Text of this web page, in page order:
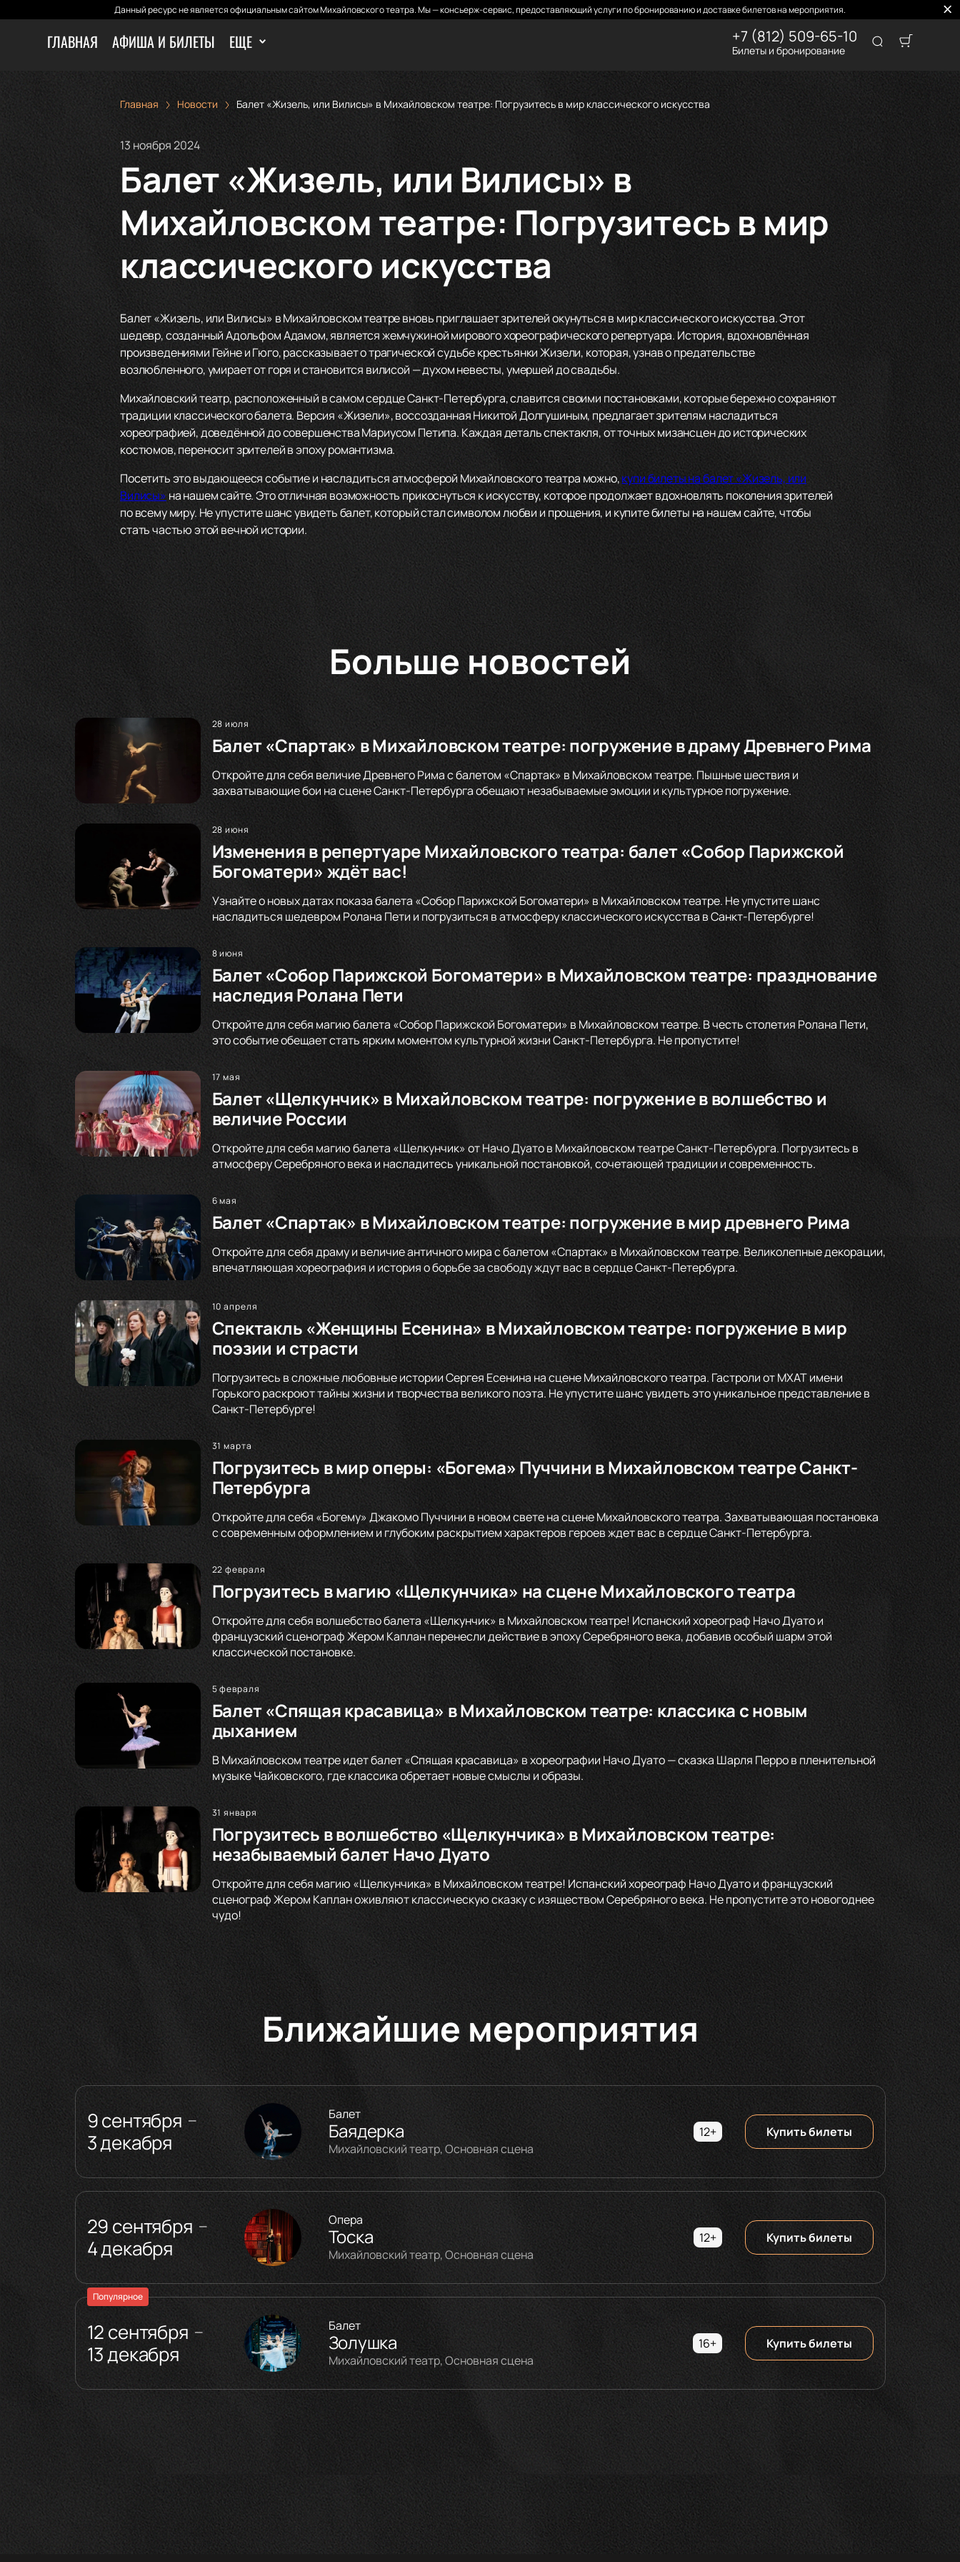
Данный ресурс не является официальным сайтом Михайловского театра. Мы — консьерж-сервис, предоставляющий услуги по бронированию и доставке билетов на мероприятия.
ГЛАВНАЯ АФИША И БИЛЕТЫ ЕЩЕ +7 (812) 509-65-10
Билеты и бронирование
Главная Новости Балет «Жизель, или Вилисы» в Михайловском театре: Погрузитесь в мир классического искусства
13 ноября 2024
Балет «Жизель, или Вилисы» в
Михайловском театре: Погрузитесь в мир
классического искусства
Балет «Жизель, или Вилисы» в Михайловском театре вновь приглашает зрителей окунуться в мир классического искусства. Этот
шедевр, созданный Адольфом Адамом, является жемчужиной мирового хореографического репертуара. История, вдохновлённая
произведениями Гейне и Гюго, рассказывает о трагической судьбе крестьянки Жизели, которая, узнав о предательстве
возлюбленного, умирает от горя и становится вилисой — духом невесты, умершей до свадьбы.
Михайловский театр, расположенный в самом сердце Санкт-Петербурга, славится своими постановками, которые бережно сохраняют
традиции классического балета. Версия «Жизели», воссозданная Никитой Долгушиным, предлагает зрителям насладиться
хореографией, доведённой до совершенства Мариусом Петипа. Каждая деталь спектакля, от точных мизансцен до исторических
костюмов, переносит зрителей в эпоху романтизма.
Посетить это выдающееся событие и насладиться атмосферой Михайловского театра можно,купи билеты на балет «Жизель, или
Вилисы» на нашем сайте. Это отличная возможность прикоснуться к искусству, которое продолжает вдохновлять поколения зрителей
по всему миру. Не упустите шанс увидеть балет, который стал символом любви и прощения, и купите билеты на нашем сайте, чтобы
стать частью этой вечной истории.
Больше новостей
28 июля
Балет «Спартак» в Михайловском театре: погружение в драму Древнего Рима
Откройте для себя величие Древнего Рима с балетом «Спартак» в Михайловском театре. Пышные шествия и
захватывающие бои на сцене Санкт-Петербурга обещают незабываемые эмоции и культурное погружение.
28 июня
Изменения в репертуаре Михайловского театра: балет «Собор Парижской
Богоматери» ждёт вас!
Узнайте о новых датах показа балета «Собор Парижской Богоматери» в Михайловском театре. Не упустите шанс
насладиться шедевром Ролана Пети и погрузиться в атмосферу классического искусства в Санкт-Петербурге!
8 июня
Балет «Собор Парижской Богоматери» в Михайловском театре: празднование
наследия Ролана Пети
Откройте для себя магию балета «Собор Парижской Богоматери» в Михайловском театре. В честь столетия Ролана Пети,
это событие обещает стать ярким моментом культурной жизни Санкт-Петербурга. Не пропустите!
17 мая
Балет «Щелкунчик» в Михайловском театре: погружение в волшебство и
величие России
Откройте для себя магию балета «Щелкунчик» от Начо Дуато в Михайловском театре Санкт-Петербурга. Погрузитесь в
атмосферу Серебряного века и насладитесь уникальной постановкой, сочетающей традиции и современность.
6 мая
Балет «Спартак» в Михайловском театре: погружение в мир древнего Рима
Откройте для себя драму и величие античного мира с балетом «Спартак» в Михайловском театре. Великолепные декорации,
впечатляющая хореография и история о борьбе за свободу ждут вас в сердце Санкт-Петербурга.
10 апреля
Спектакль «Женщины Есенина» в Михайловском театре: погружение в мир
поэзии и страсти
Погрузитесь в сложные любовные истории Сергея Есенина на сцене Михайловского театра. Гастроли от МХАТ имени
Горького раскроют тайны жизни и творчества великого поэта. Не упустите шанс увидеть это уникальное представление в
Санкт-Петербурге!
31 марта
Погрузитесь в мир оперы: «Богема» Пуччини в Михайловском театре Санкт-
Петербурга
Откройте для себя «Богему» Джакомо Пуччини в новом свете на сцене Михайловского театра. Захватывающая постановка
с современным оформлением и глубоким раскрытием характеров героев ждет вас в сердце Санкт-Петербурга.
22 февраля
Погрузитесь в магию «Щелкунчика» на сцене Михайловского театра
Откройте для себя волшебство балета «Щелкунчик» в Михайловском театре! Испанский хореограф Начо Дуато и
французский сценограф Жером Каплан перенесли действие в эпоху Серебряного века, добавив особый шарм этой
классической постановке.
5 февраля
Балет «Спящая красавица» в Михайловском театре: классика с новым
дыханием
В Михайловском театре идет балет «Спящая красавица» в хореографии Начо Дуато — сказка Шарля Перро в пленительной
музыке Чайковского, где классика обретает новые смыслы и образы.
31 января
Погрузитесь в волшебство «Щелкунчика» в Михайловском театре:
незабываемый балет Начо Дуато
Откройте для себя магию «Щелкунчика» в Михайловском театре! Испанский хореограф Начо Дуато и французский
сценограф Жером Каплан оживляют классическую сказку с изяществом Серебряного века. Не пропустите это новогоднее
чудо!
Ближайшие мероприятия
9 сентября —
3 декабря
Балет
Баядерка
Михайловский театр, Основная сцена
12+ Купить билеты
29 сентября —
4 декабря
Опера
Тоска
Михайловский театр, Основная сцена
12+ Купить билеты
Популярное
12 сентября —
13 декабря
Балет
Золушка
Михайловский театр, Основная сцена
16+ Купить билеты